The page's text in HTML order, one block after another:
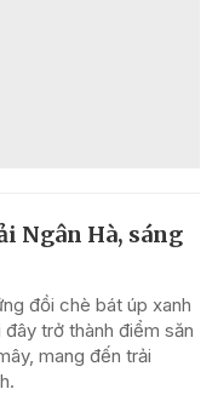
Ngân Hà, sáng
đồi chè bát úp xanh
trở thành điểm săn
mang đến trải